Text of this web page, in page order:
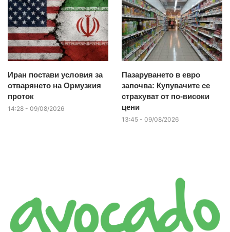
Иран постави условия за
отварянето на Ормузкия
проток
14:28 - 09/08/2026
Пазаруването в евро
започва: Купувачите се
страхуват от по-високи
цени
13:45 - 09/08/2026